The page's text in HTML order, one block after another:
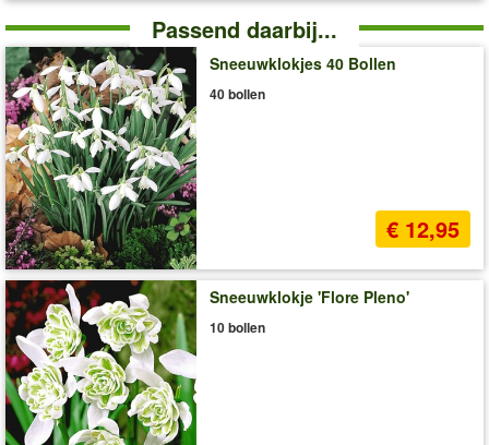
Passend daarbij...
Sneeuwklokjes 40 Bollen
40 bollen
€ 12,95
Sneeuwklokje 'Flore Pleno'
10 bollen